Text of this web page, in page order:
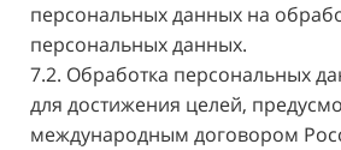
персональных данных на
персональных данных.
7.2. Обработка персональных
для достижения целей,
международным договором